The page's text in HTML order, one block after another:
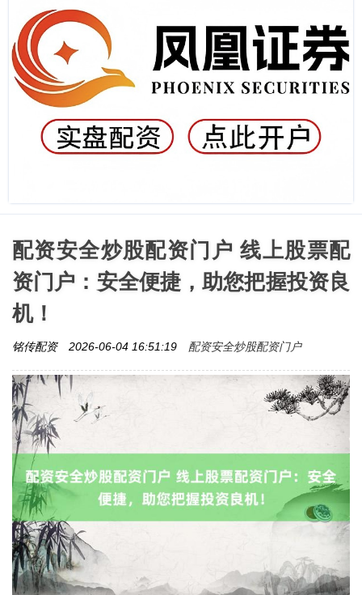
配资安全炒股配资门户 线上股票配
资门户：安全便捷，助您把握投资良
机！
铭传配资 2026-06-04 16:51:19 配资安全炒股配资门户